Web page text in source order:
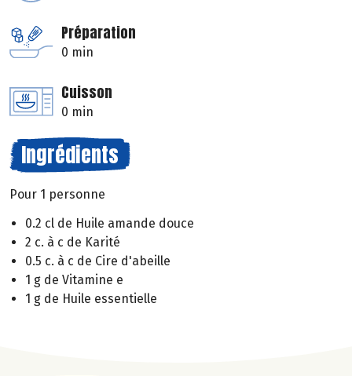
Préparation
0 min
Cuisson
0 min
Ingrédients
Pour 1 personne
0.2 cl de Huile amande douce
2 c. à c de Karité
0.5 c. à c de Cire d'abeille
1 g de Vitamine e
1 g de Huile essentielle